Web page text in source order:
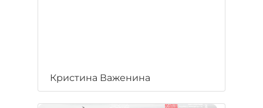
Кристина Важенина